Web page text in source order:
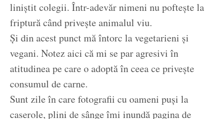
liniștit colegii. Într-adevăr nimeni nu poftește la
friptură când privește animalul viu.
Și din acest punct mă întorc la vegetarieni și
vegani. Notez aici că mi se par agresivi în
atitudinea pe care o adoptă în ceea ce privește
consumul de carne.
Sunt zile în care fotografii cu oameni puși la
caserole, plini de sânge îmi inundă pagina de